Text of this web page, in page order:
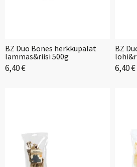
BZ Duo Bones herkkupalat
lammas&riisi 500g
6,40 €
BZ
6,40 €